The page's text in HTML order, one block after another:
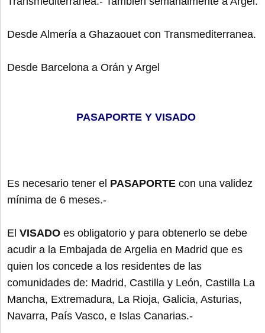
Desde Almería a Ghazaouet con Transmediterranea.
Desde Barcelona a Orán y Argel
PASAPORTE Y VISADO
Es necesario tener el PASAPORTE con una validez
mínima de 6 meses.-
El VISADO es obligatorio y para obtenerlo se debe
acudir a la Embajada de Argelia en Madrid que es
quien los concede a los residentes de las
comunidades de: Madrid, Castilla y León, Castilla La
Mancha, Extremadura, La Rioja, Galicia, Asturias,
Navarra, País Vasco, e Islas Canarias.-